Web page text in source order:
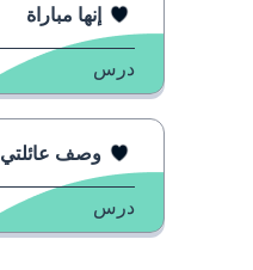
إنها مباراة
درس
وصف عائلتي
درس